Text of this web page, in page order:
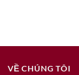
VỀ CHÚNG TÔI